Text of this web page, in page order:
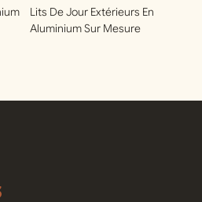
Lits De Jour Extérieurs En
Aluminium Sur Mesure